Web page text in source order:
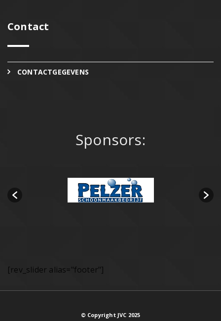
Contact
CONTACTGEGEVENS
Sponsors:
[rev_slider alias="footer"]
© Copyright JVC 2025